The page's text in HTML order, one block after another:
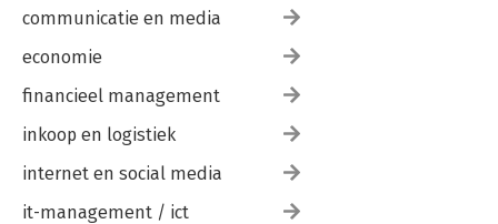
communicatie en media
economie
financieel management
inkoop en logistiek
internet en social media
it-management / ict